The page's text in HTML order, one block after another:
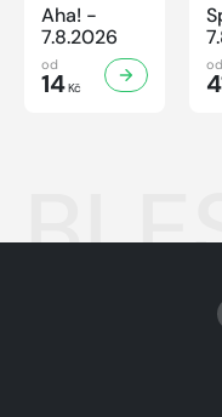
Aha! -
7.8.2026
od
14Kč
od